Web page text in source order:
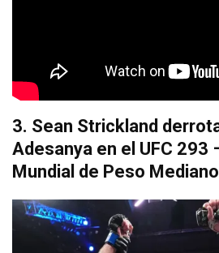
3. Sean Strickland
Adesanya en el UFC 293
Mundial de Peso Mediano